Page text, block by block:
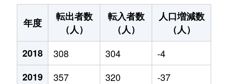
年度
転出者数
（人）
転入者数
（人）
人口増減数
（人）
2018
308 304
-4
2019
357 320
-37